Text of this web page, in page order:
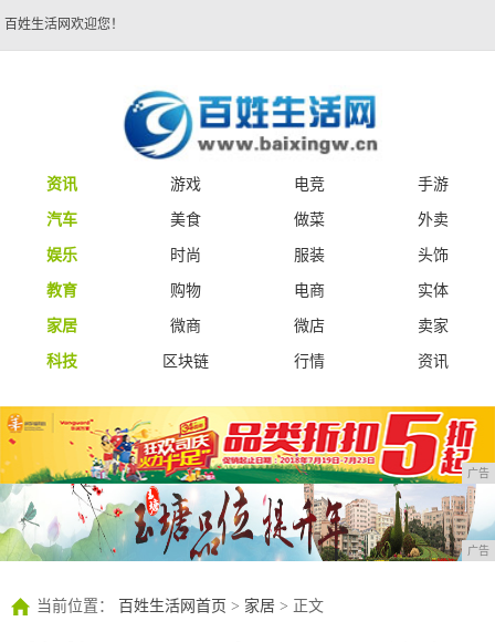
百姓生活网欢迎您！
资讯 游戏 电竞
手游
汽车
美食 做菜
外卖
娱乐
时尚 服装
头饰
教育
购物 电商
实体
家居
微商 微店
卖家
科技
区块链 行情 资讯
广告
广告
当前位置： 百姓生活网首页 > 家居 > 正文